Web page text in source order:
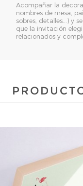
Acompañar la
nombres de mesa,
sobres, detalles...) y
que la invitación
relacionados y